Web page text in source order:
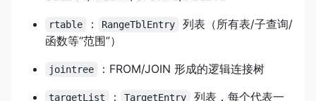
rtable ： RangeTblEntry
列表（所有表/子查询/
函数等“范围”）
jointree ：FROM/JOIN 形成的逻辑连接树
targetList ： TargetEntry
列表，每个代表一